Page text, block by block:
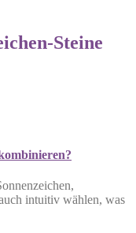
Steine
intuitiv wählen, was